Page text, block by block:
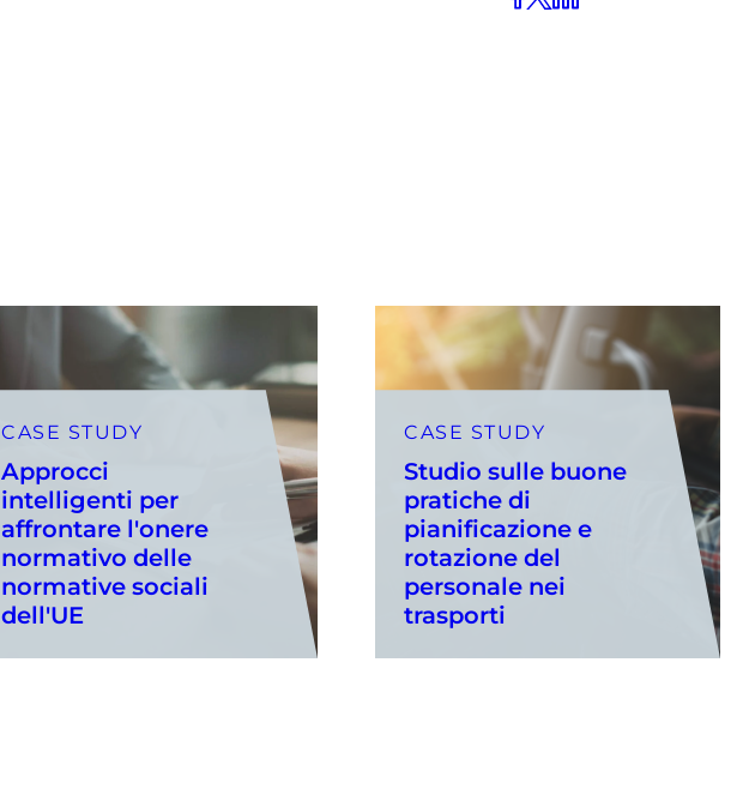
CASE STUDY
Approcci
intelligenti per
affrontare l'onere
normativo delle
normative sociali
dell'UE
CASE STUDY
Studio sulle buone
pratiche di
pianificazione e
rotazione del
personale nei
trasporti